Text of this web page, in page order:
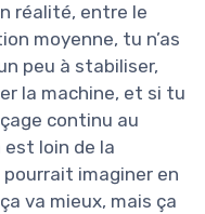
réalité, entre le
moyenne, tu n’as
peu à stabiliser,
la machine, et si tu
continu au
loin de la
imaginer en
va mieux, mais ça